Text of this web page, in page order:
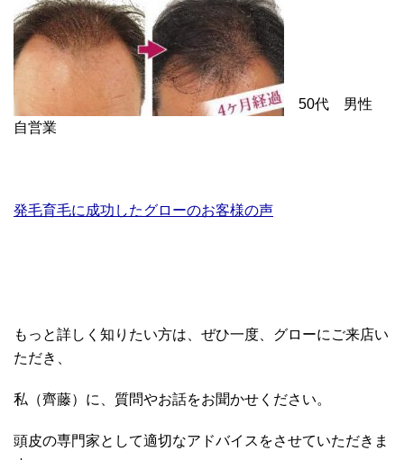
50代 男性
自営業
発毛育毛に成功したグローのお客様の声
もっと詳しく知りたい方は、ぜひ一度、グローにご来店い
ただき、
私（齊藤）に、質問やお話をお聞かせください。
頭皮の専門家として適切なアドバイスをさせていただきま